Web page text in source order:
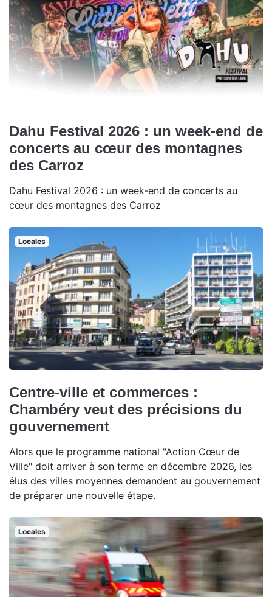
Dahu Festival 2026 : un week-end de
concerts au cœur des montagnes
des Carroz
Dahu Festival 2026 : un week-end de concerts au
cœur des montagnes des Carroz
Locales
Centre-ville et commerces :
Chambéry veut des précisions du
gouvernement
Alors que le programme national "Action Cœur de
Ville" doit arriver à son terme en décembre 2026, les
élus des villes moyennes demandent au gouvernement
de préparer une nouvelle étape.
Locales